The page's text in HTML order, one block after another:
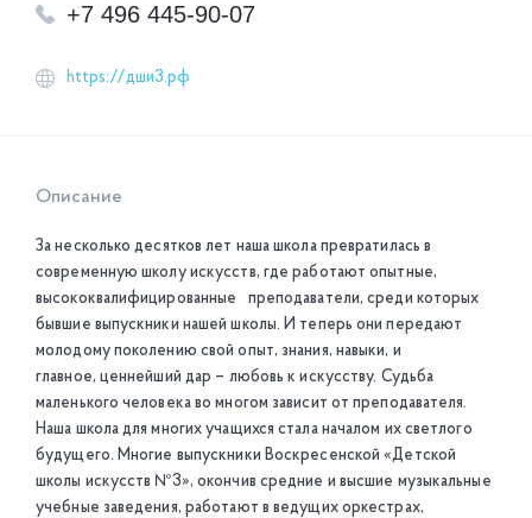
+7 496 445-90-07
https://дши3.рф
Описание
За несколько десятков лет наша школа превратилась в
современную школу искусств, где работают опытные,
высококвалифицированные преподаватели, среди которых
бывшие выпускники нашей школы. И теперь они передают
молодому поколению свой опыт, знания, навыки, и
главное, ценнейший дар – любовь к искусству. Судьба
маленького человека во многом зависит от преподавателя.
Наша школа для многих учащихся стала началом их светлого
будущего. Многие выпускники Воскресенской «Детской
школы искусств №3», окончив средние и высшие музыкальные
учебные заведения, работают в ведущих оркестрах,